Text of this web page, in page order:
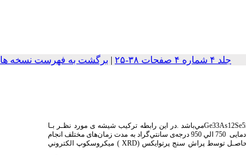
جلد ۴ شماره ۴ صفحات ۳۸-۲۵ | برگشت به فهرست نسخه ها
ﻫﺪف از اﻧجام اﻳﻦ ﭘﮋوﻫﺶ، ﺑﺮرﺳﻲ ﻣﺸﺨﺼﻪ ﻫﺎی ﻣﺆﺛﺮ در ﺳﺎﺧﺖ ﭘﻨﺠﺮه ﻫﺎی ﻣﺎدون ﻗﺮﻣﺰ از ﺟـﻨﺲ ﺷﻴـﺸﻪ ی ﻛﺎﻟﻜﻮژﻧﻴﺪی Ge33As12Se55ﻣﻲﺑﺎﺷﺪ .در اﻳﻦ راﺑﻄﻪ ﺗﺮﻛﻴﺐ ﺷﻴﺸﻪ ی ﻣﻮرد ﻧﻈـﺮ ﺑـﺎ
ﻧـﺴﺒﺖ اﺗﻤـﻲ ﻣﻨﺎﺳـ ﺗﺤﺖ ﺷﺮاﻳﻂ ﻣﺨﺘﻠﻒ در داﺧﻞ ﻛﭙﺴﻮﻟﻪ ﻫﺎی ﻛﻮارﺗﺰ، ذوب و رﻳﺨﺘـﻪﮔـﺮی ﮔﺮدﻳـﺪ . ﻓﺮاﻳﻨـﺪ ذوب در ﻣﺤـﺪوده ی دمایی 750 اﻟﻲ 950 درﺟﻪی ﺳﺎﻧﺘﻲﮔﺮاد ﺑﻪ ﻣﺪت زﻣﺎنﻫﺎی ﻣﺨﺘﻠﻒ اﻧﺠﺎم
و ﺳﺮﻣﺎﻳﺶ ﻣﺬاب در ﻣﺤـﻴﻂﻫـﺎی ﺧﻨﻚ ﻛﻨﻨﺪه ی ﻣﺘﻔﺎوت ﺻﻮرت ﭘﺬﻳﺮﻓﺖ .ﺑﺮرﺳﻲﻫﺎی ﺳـﺎﺧﺘﺎری، ﻓـﺎزی و ﻧـﻮری ﻧﻤﻮﻧـﻪﻫـﺎی ﺣﺎﺻـﻞ ﺗﻮﺳط ﭘﺮاش ﺳﻨﺞ ﭘﺮﺗﻮاﻳﻜﺲ (XRD ) ﻣﻴﻜﺮوﺳﻜﻮپ اﻟﻜﺘﺮوﻧﻲ